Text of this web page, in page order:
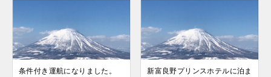
条件付き運航になりました。
新富良野プリンスホテルに泊ま